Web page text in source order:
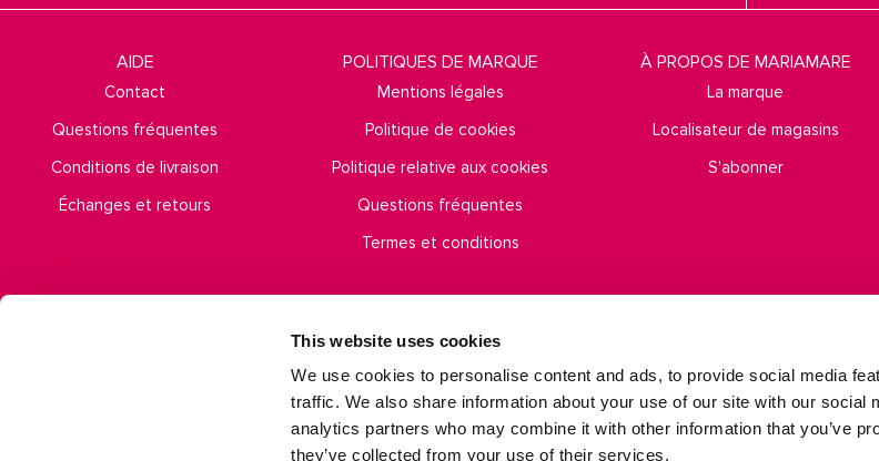
This website uses cookies
We use cookies to personalise content and ads, to provide social media
traffic. We also share information about your use of our site with our social
analytics partners who may combine it with other information that you’ve
they’ve collected from your use of their services.
AIDE
Contact
Questions fréquentes
Conditions de livraison
Échanges et retours
POLITIQUES DE MARQUE
Mentions légales
Politique de cookies
Politique relative aux cookies
Questions fréquentes
Termes et conditions
À PROPOS DE MARIAMARE
La marque
Localisateur de magasins
S'abonner
Évaluez-nous sur Trustpilot
mtng© 2009-2026. Tous droits réservés MTNG EUROPE